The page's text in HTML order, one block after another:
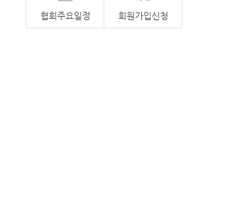
협회주요일정 회원가입신청